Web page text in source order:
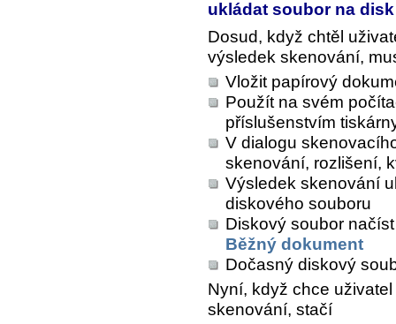
ukládat soubor na
Dosud, když chtěl
výsledek skenování,
Vložit papírový
Použít na svém
příslušenstvím
V dialogu
skenování, rozlišení,
Výsledek skenování
diskového souboru
Diskový soubor
Běžný dokument
Dočasný diskový
Nyní, když chce
skenování, stačí